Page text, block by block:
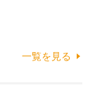
一覧を見る